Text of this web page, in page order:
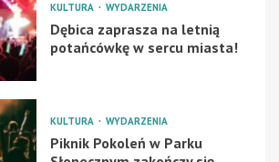
KULTURA WYDARZENIA
Dębica zaprasza na letnią
potańcówkę w sercu miasta!
KULTURA WYDARZENIA
Piknik Pokoleń w Parku